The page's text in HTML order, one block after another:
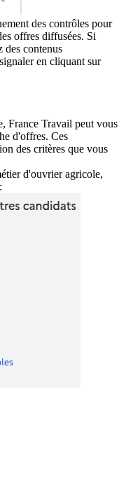
des contrôles pour
offres diffusées. Si
des contenus
en cliquant sur
France Travail peut vous
d'offres. Ces
des critères que vous
d'ouvrier agricole,